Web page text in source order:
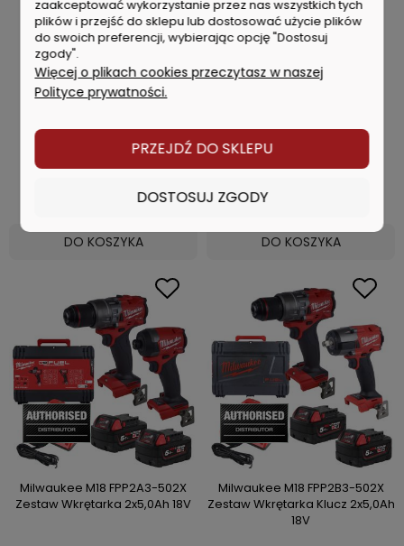
Makita E-10730 zestaw bitów
DO KOSZYKA DO KOSZYKA
Milwaukee M18 FPP2A3-502X
Zestaw Wkrętarka 2x5,0Ah 18V
Milwaukee M18 FPP2B3-502X
Zestaw Wkrętarka Klucz 2x5,0Ah
18V
zaakceptować wykorzystanie przez nas wszystkich tych
plików i przejść do sklepu lub dostosować użycie plików
do swoich preferencji, wybierając opcję "Dostosuj
zgody".
Więcej o plikach cookies przeczytasz w naszej
Polityce prywatności.
PRZEJDŹ DO SKLEPU
DOSTOSUJ ZGODY